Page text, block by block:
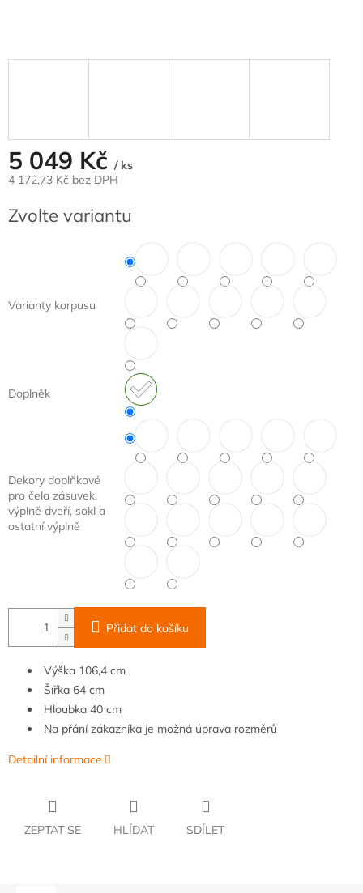
5 049 Kč / ks
4 172,73 Kč bez DPH
cena:
Zvolte variantu
Varianty korpusu
Doplněk
Dekory doplňkové
pro čela zásuvek,
výplně dveří, sokl a
ostatní výplně
Přidat do košíku
Výška 106,4 cm
Šířka 64 cm
Hloubka 40 cm
Na přání zákazníka je možná úprava rozměrů
Detailní informace
ZEPTAT SE HLÍDAT SDÍLET